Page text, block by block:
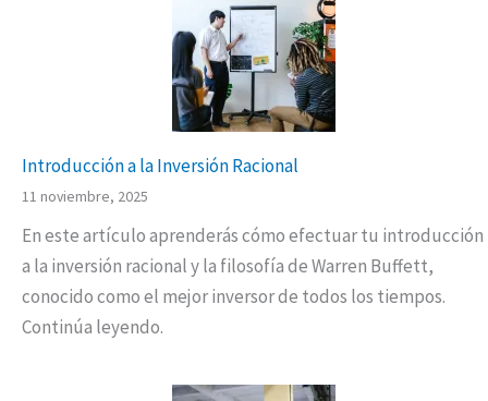
Introducción a la Inversión Racional
11 noviembre, 2025
En este artículo aprenderás cómo efectuar tu introducción
a la inversión racional y la filosofía de Warren Buffett,
conocido como el mejor inversor de todos los tiempos.
Continúa leyendo.